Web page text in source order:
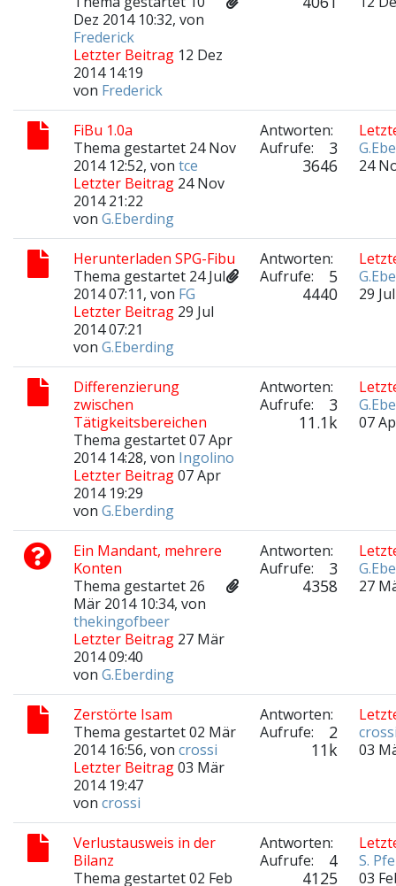
Dez 2014 10:32, von
Frederick
Letzter Beitrag 12 Dez
2014 14:19
von Frederick
FiBu 1.0a
Thema gestartet 24 Nov
2014 12:52, von tce
Letzter Beitrag 24 Nov
2014 21:22
von G.Eberding
Antworten:
3
Aufrufe:
3646
24
Herunterladen SPG-Fibu
Thema gestartet 24 Jul
2014 07:11, von FG
Letzter Beitrag 29 Jul
2014 07:21
von G.Eberding
Antworten:
5
Aufrufe:
4440
29
Differenzierung
zwischen
Tätigkeitsbereichen
Thema gestartet 07 Apr
2014 14:28, von Ingolino
Letzter Beitrag07 Apr
2014 19:29
von G.Eberding
Antworten:
3
Aufrufe:
11.1k
07
Ein Mandant, mehrere
Konten
Thema gestartet 26
Mär 2014 10:34, von
thekingofbeer
Letzter Beitrag 27 Mär
2014 09:40
von G.Eberding
Antworten:
3
Aufrufe:
4358
27
Zerstörte Isam
Thema gestartet 02 Mär
2014 16:56, von crossi
Letzter Beitrag03 Mär
2014 19:47
von crossi
Antworten:
2
Aufrufe:
11k
03
Verlustausweis in der
Bilanz
Thema gestartet 02 Feb
Antworten:
4
Aufrufe:
4125
S.
03